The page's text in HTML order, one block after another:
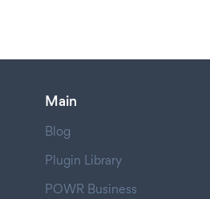
Main
Blog
Plugin Library
POWR Business